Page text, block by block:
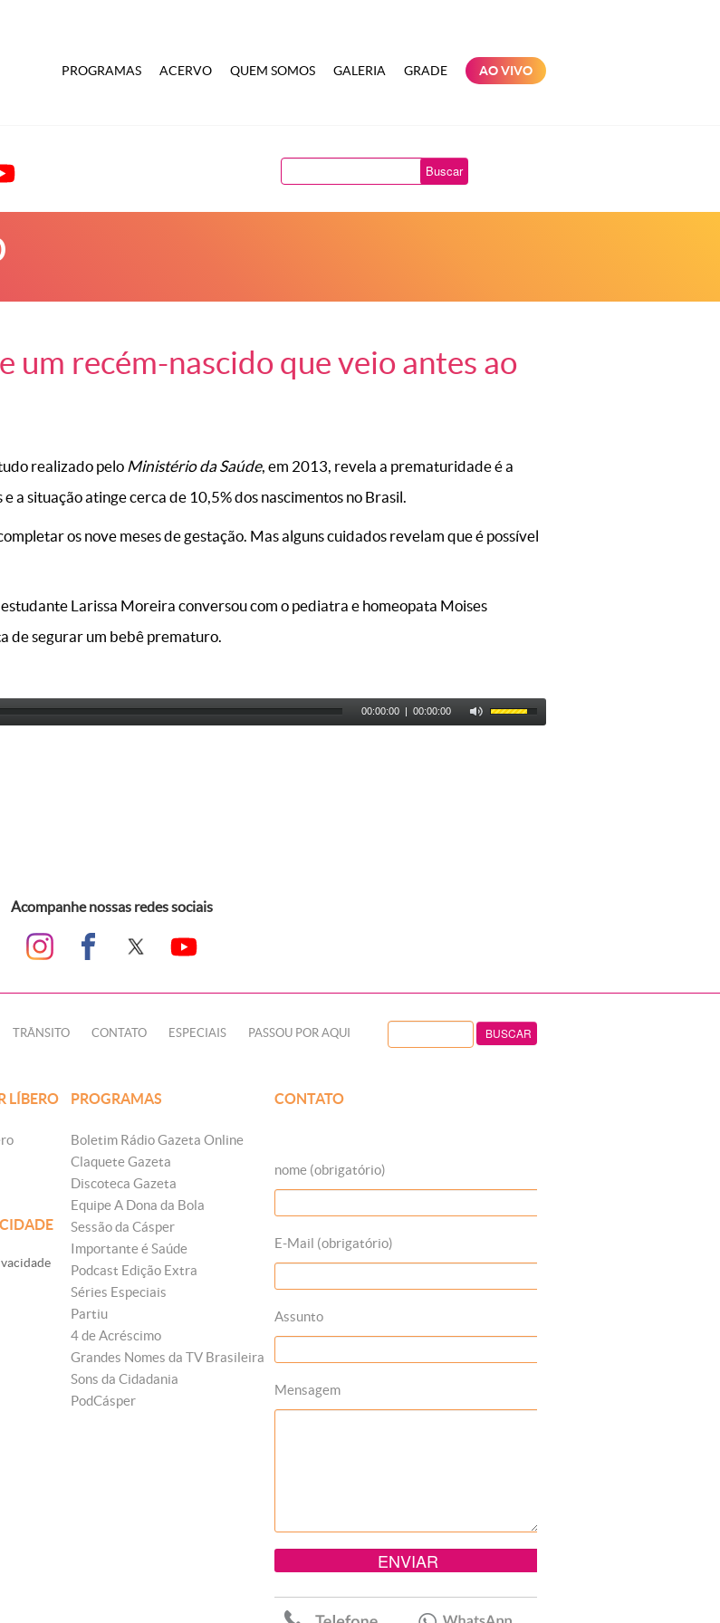
PROGRAMAS ACERVO QUEM SOMOS GALERIA GRADE AO VIVO
Buscar
um recém-nascido que veio antes ao
realizado pelo Ministério da Saúde, em 2013, revela a prematuridade é a
a situação atinge cerca de 10,5% dos nascimentos no Brasil.
os nove meses de gestação. Mas alguns cuidados revelam que é possível
estudante Larissa Moreira conversou com o pediatra e homeopata Moises
de segurar um bebê prematuro.
00:00:00 | 00:00:00
Acompanhe nossas redes sociais
TRÂNSITO CONTATO ESPECIAIS PASSOU POR AQUI
LÍBERO PROGRAMAS
Boletim Rádio Gazeta Online
Claquete Gazeta
Discoteca Gazeta
Equipe A Dona da Bola
Sessão da Cásper
Importante é Saúde
Podcast Edição Extra
Séries Especiais
Partiu
4 de Acréscimo
Grandes Nomes da TV Brasileira
Sons da Cidadania
PodCásper
CONTATO
nome (obrigatório)
E-Mail (obrigatório)
Assunto
Mensagem